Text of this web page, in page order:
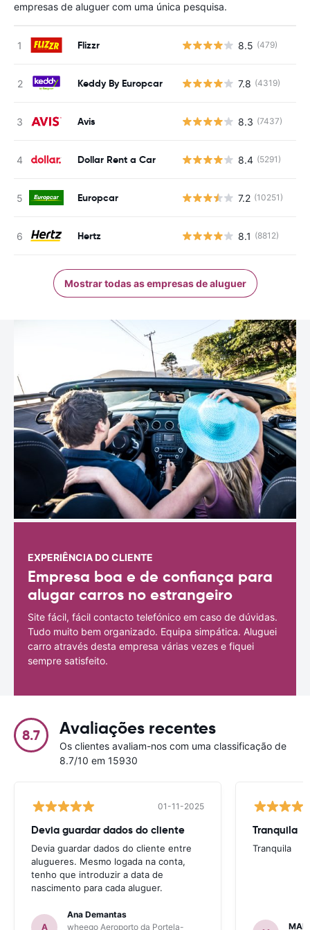
empresas de aluguer com uma única pesquisa.
Flizzr 8.5 (479)
Keddy By Europcar 7.8 (4319)
Avis 8.3 (7437)
Dollar Rent a Car 8.4 (5291)
Europcar 7.2 (10251)
Hertz 8.1 (8812)
Mostrar todas as empresas de aluguer
EXPERIÊNCIA DO CLIENTE
Empresa boa e de confiança para
alugar carros no estrangeiro
Site fácil, fácil contacto telefónico em caso de dúvidas.
Tudo muito bem organizado. Equipa simpática. Aluguei
carro através desta empresa várias vezes e fiquei
sempre satisfeito.
8.7 Avaliações recentes
Os clientes avaliam-nos com uma classificação de
8.7/10 em 15930
01-11-2025
Devia guardar dados do cliente
Devia guardar dados do cliente entre
alugueres. Mesmo logada na conta,
tenho que introduzir a data de
nascimento para cada aluguer.
A
Ana Demantas
wheego Aeroporto da Portela-
Tranquila
Tranquila